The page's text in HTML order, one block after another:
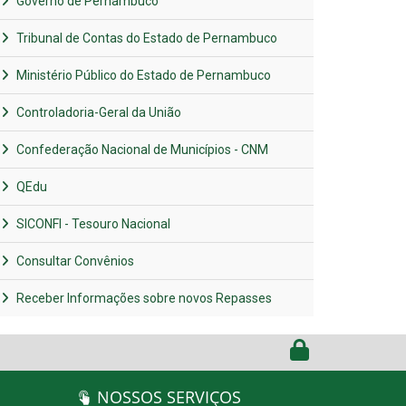
Tribunal de Contas do Estado de Pernambuco
Ministério Público do Estado de Pernambuco
Controladoria-Geral da União
Confederação Nacional de Municípios - CNM
QEdu
SICONFI - Tesouro Nacional
Consultar Convênios
Receber Informações sobre novos Repasses
NOSSOS SERVIÇOS